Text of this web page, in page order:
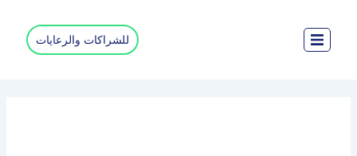
المحتوى
للشراكات والرعايات